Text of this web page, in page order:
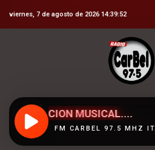
viernes, 7 de agosto de 2026 14:39:54
MUSICAL....
97.5 MHZ ITATI CORRIENTES - FM
EN VIVO